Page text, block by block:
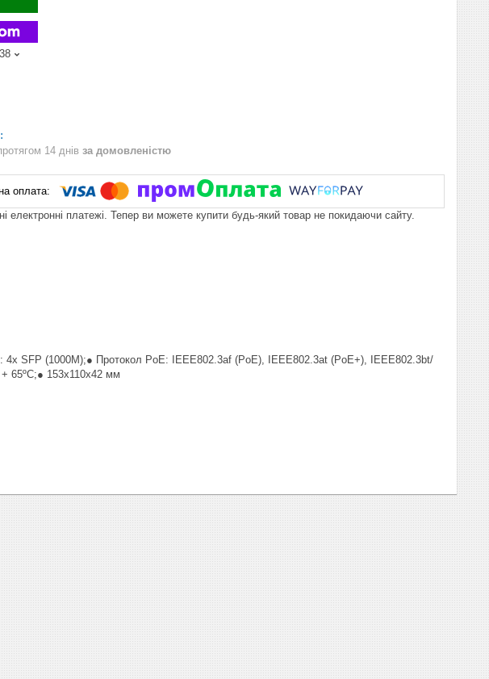
14 днів за домовленістю
електронні платежі. Тепер ви можете купити будь-який товар не покидаючи сайту.
4x SFP (1000M);● Протокол PoE: IEEE802.3af (PoE), IEEE802.3at (PoE+), IEEE802.3bt/
65ºC;● 153x110x42 мм